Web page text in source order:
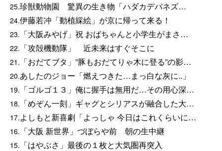
25.珍獣動物園 驚異の生き物「ハダカデバネズ…
24.伊藤若冲「動植綵絵」が京に帰って来る！
23. 「大阪みやげ」祝 おばちゃんと小学生がまさ…
22. 「攻殻機動隊」 近未来はすぐそこに
21. 「おだてブタ」”豚もおだてりゃ木に登る”の影…
20.あしたのジョー「燃えつきた…まっ白な灰に..」
19. 「ゴルゴ１３」俺に握手は無用だ…その用心深…
18. 「めぞん一刻」ギャグとシリアスが融合した大…
17.よしもと新喜劇「よっしゃ 今日はこれくらいに…
16. 「大阪 新世界」づぼらや前 朝の生中継
15. 「はやぶさ」最後の１枚と大気圏再突入